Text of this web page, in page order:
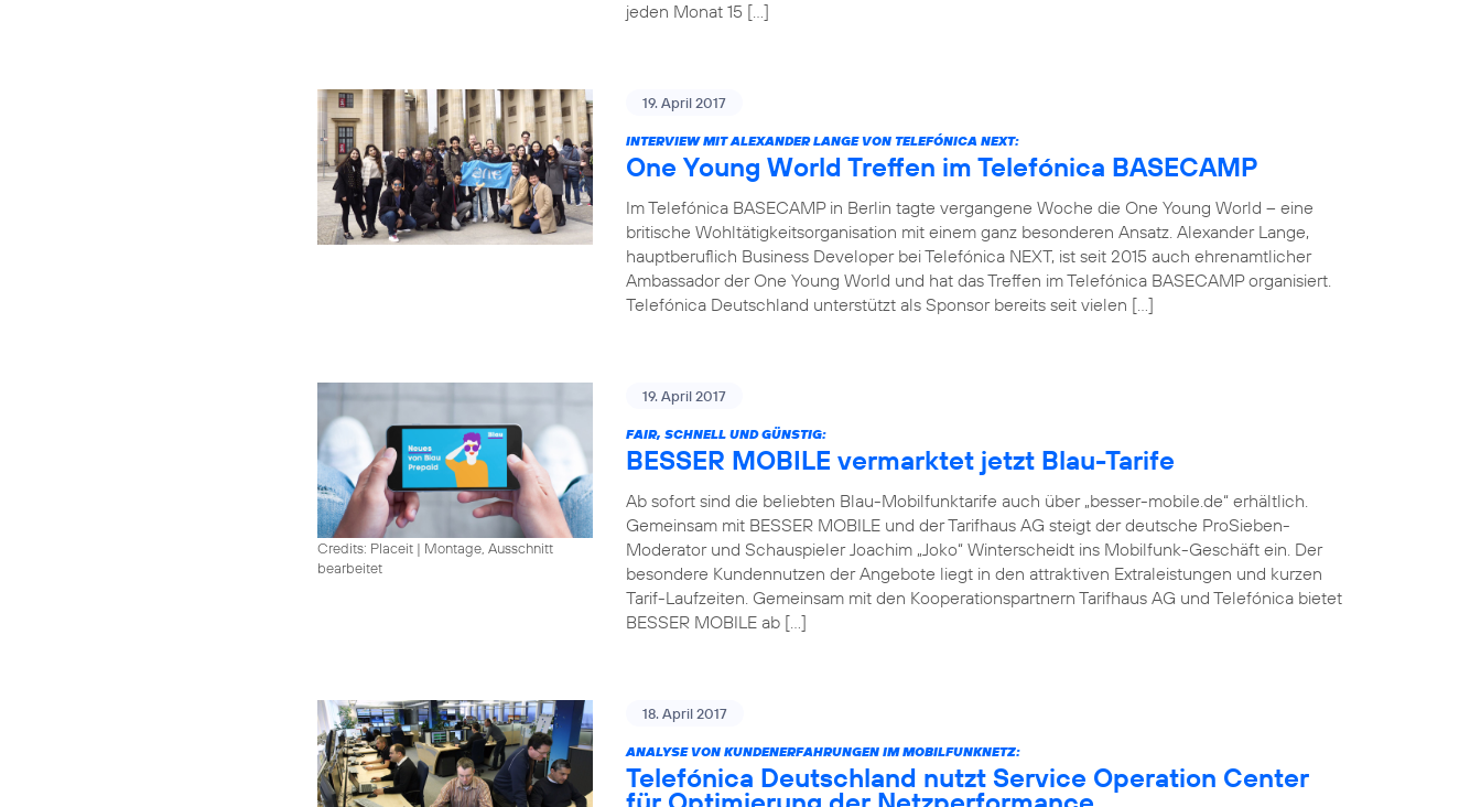
jeden Monat 15 […]
19. April 2017
INTERVIEW MIT ALEXANDER LANGE VON TELEFÓNICA NEXT:
One Young World Treffen im Telefónica BASECAMP
Im Telefónica BASECAMP in Berlin tagte vergangene Woche die One Young World – eine
britische Wohltätigkeitsorganisation mit einem ganz besonderen Ansatz. Alexander Lange,
hauptberuflich Business Developer bei Telefónica NEXT, ist seit 2015 auch ehrenamtlicher
Ambassador der One Young World und hat das Treffen im Telefónica BASECAMP organisiert.
Telefónica Deutschland unterstützt als Sponsor bereits seit vielen […]
Credits: Placeit | Montage, Ausschnitt
bearbeitet
19. April 2017
FAIR, SCHNELL UND GÜNSTIG:
BESSER MOBILE vermarktet jetzt Blau-Tarife
Ab sofort sind die beliebten Blau-Mobilfunktarife auch über „besser-mobile.de“ erhältlich.
Gemeinsam mit BESSER MOBILE und der Tarifhaus AG steigt der deutsche ProSieben-
Moderator und Schauspieler Joachim „Joko“ Winterscheidt ins Mobilfunk-Geschäft ein. Der
besondere Kundennutzen der Angebote liegt in den attraktiven Extraleistungen und kurzen
Tarif-Laufzeiten. Gemeinsam mit den Kooperationspartnern Tarifhaus AG und Telefónica bietet
BESSER MOBILE ab […]
18. April 2017
ANALYSE VON KUNDENERFAHRUNGEN IM MOBILFUNKNETZ:
Telefónica Deutschland nutzt Service Operation Center